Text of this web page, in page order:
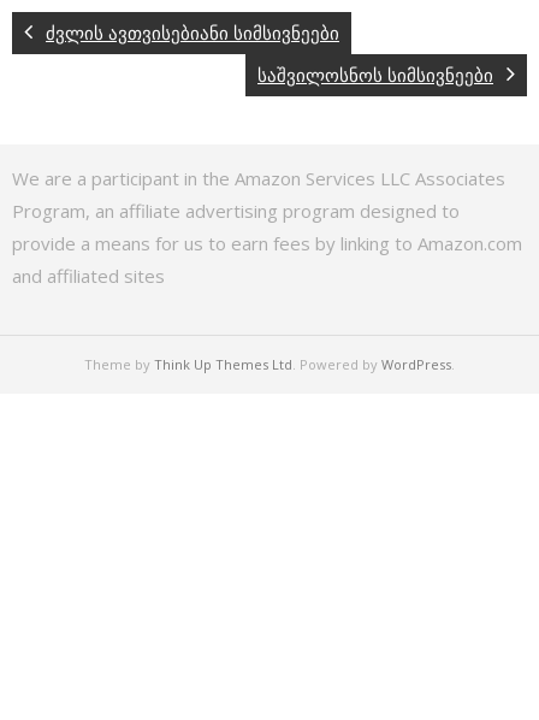
ძვლის ავთვისებიანი სიმსივნეები
საშვილოსნოს სიმსივნეები
We are a participant in the Amazon Services LLC Associates
Program, an affiliate advertising program designed to
provide a means for us to earn fees by linking to Amazon.com
and affiliated sites
Theme by Think Up Themes Ltd. Powered by WordPress.